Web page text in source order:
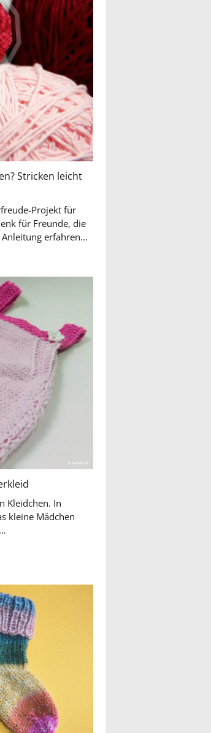
Stricken leicht
Projekt für
für Freunde, die
erfahren
Kleidchen. In
kleine Mädchen
nach der Geburt bei der Familie einzieht. Und …